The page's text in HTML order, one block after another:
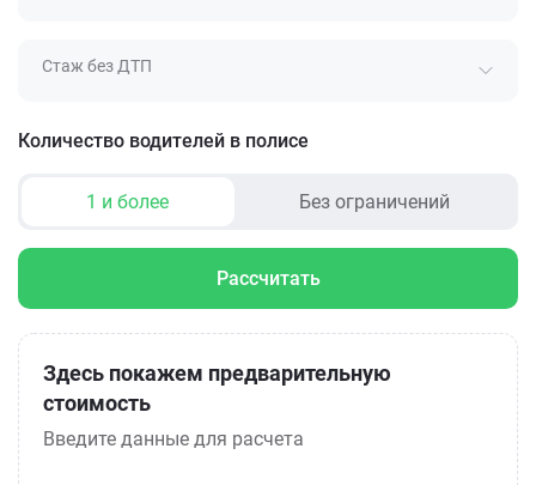
Стаж без ДТП
Количество водителей в полисе
1 и более Без ограничений
Рассчитать
Здесь покажем предварительную
стоимость
Введите данные для расчета